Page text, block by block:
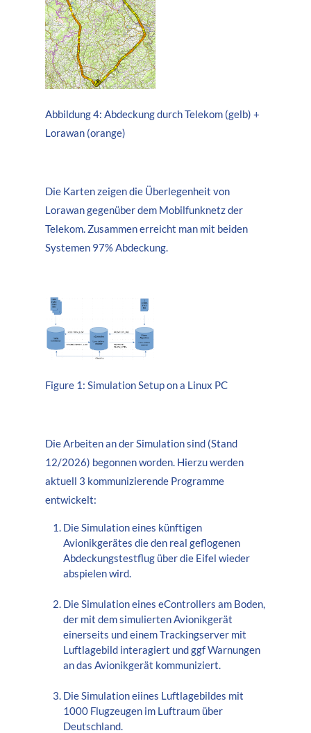
Abbildung 4: Abdeckung durch Telekom (gelb) +
Lorawan (orange)
Die Karten zeigen die Überlegenheit von
Lorawan gegenüber dem Mobilfunknetz der
Telekom. Zusammen erreicht man mit beiden
Systemen 97% Abdeckung.
Figure 1: Simulation Setup on a Linux PC
Die Arbeiten an der Simulation sind (Stand
12/2026) begonnen worden. Hierzu werden
aktuell 3 kommunizierende Programme
entwickelt:
Die Simulation eines künftigen
Avionikgerätes die den real geflogenen
Abdeckungstestflug über die Eifel wieder
abspielen wird.
Die Simulation eines eControllers am Boden,
der mit dem simulierten Avionikgerät
einerseits und einem Trackingserver mit
Luftlagebild interagiert und ggf Warnungen
an das Avionikgerät kommuniziert.
Die Simulation eiines Luftlagebildes mit
1000 Flugzeugen im Luftraum über
Deutschland.